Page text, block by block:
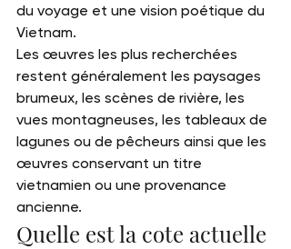
du voyage et une vision poétique du
Vietnam.
Les œuvres les plus recherchées
restent généralement les paysages
brumeux, les scènes de rivière, les
vues montagneuses, les tableaux de
lagunes ou de pêcheurs ainsi que les
œuvres conservant un titre
vietnamien ou une provenance
ancienne.
Quelle est la cote actuelle